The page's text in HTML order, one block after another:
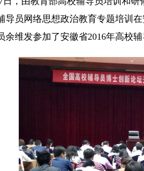
导员网络思想政治教育专题培训
余维发参加了安徽省2016年高校